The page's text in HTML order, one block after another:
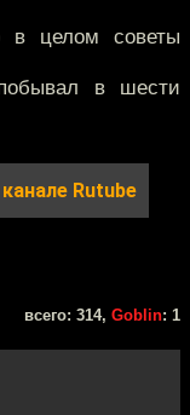
в целом советы
в шести
канале Rutube
всего: 314, Goblin: 1